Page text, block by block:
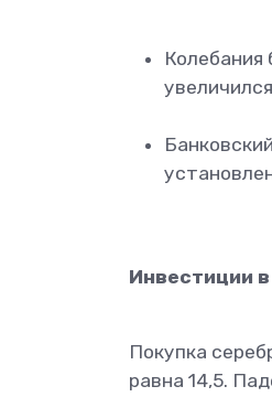
Колебания
Инвестиции
Покупка
равна 14,5.